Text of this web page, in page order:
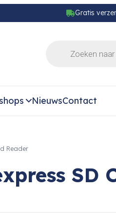
Gratis
NieuwsContact
Reader
SD